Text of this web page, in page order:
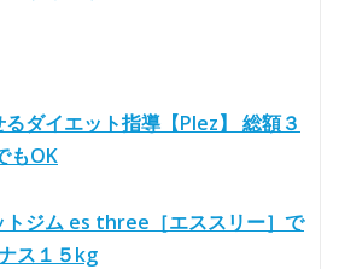
ダイエット指導【Plez】 総額３
もOK
トジム es three［エススリー］で
ス１５kg